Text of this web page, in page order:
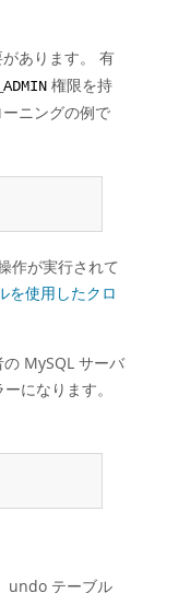
あります。 有
権限を持
ニングの例で
作が実行されて
を使用したクロ
MySQL サーバ
になります。
undo テーブル